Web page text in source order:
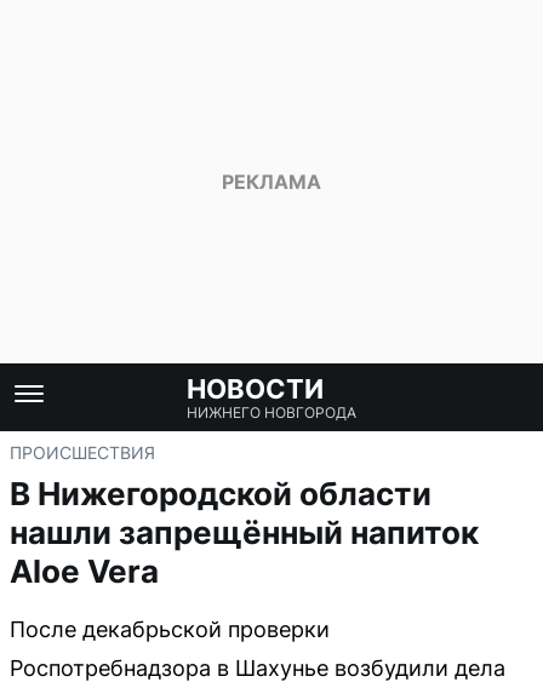
НОВОСТИ
НИЖНЕГО НОВГОРОДА
ПРОИСШЕСТВИЯ
В Нижегородской области
нашли запрещённый напиток
Aloe Vera
После декабрьской проверки
Роспотребнадзора в Шахунье возбудили дела